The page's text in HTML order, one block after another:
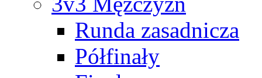
Runda zasadnicza
Półfinały